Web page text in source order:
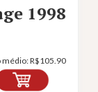
1998
médio:R$105.90